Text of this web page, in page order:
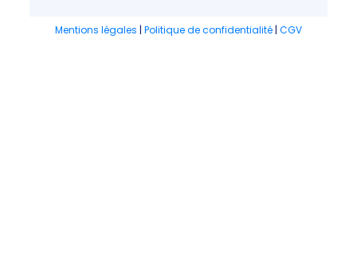
Mentions légales | Politique de confidentialité | CGV